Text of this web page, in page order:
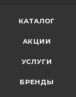
КАТАЛОГ
АКЦИИ
УСЛУГИ
БРЕНДЫ